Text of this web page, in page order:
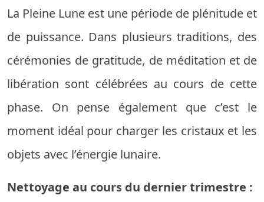
La Pleine Lune est une période de plénitude et
de puissance. Dans plusieurs traditions, des
cérémonies de gratitude, de méditation et de
libération sont célébrées au cours de cette
phase. On pense également que c’est le
moment idéal pour charger les cristaux et les
objets avec l’énergie lunaire.
Nettoyage au cours du dernier trimestre :